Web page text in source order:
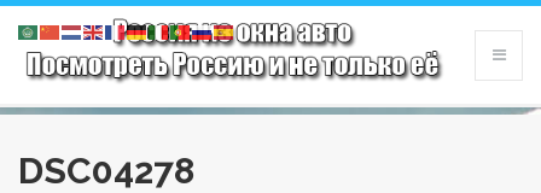
DSC04278